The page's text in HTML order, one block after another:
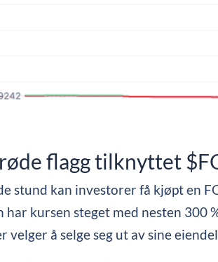
flagg tilknyttet
stund kan investorer få kjøpt en
har kursen steget med nesten 300
velger å selge seg ut av sine